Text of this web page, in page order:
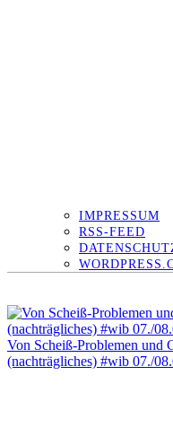
IMPRESSUM
RSS-FEED
Von Scheiß-Problemen und
(nachträgliches) #wib 07./